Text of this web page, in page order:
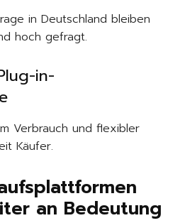
in Deutschland bleiben
hoch gefragt.
in-
Verbrauch und flexibler
Käufer.
an Bedeutung